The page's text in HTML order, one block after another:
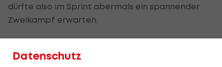
dürfte also im Sprint abermals ein spannender
Zweikampf erwarten.
"Zu besorgt bin ich nicht"
Datenschutz